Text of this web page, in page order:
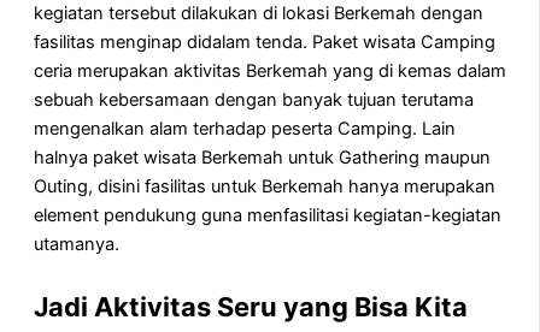
kegiatan tersebut dilakukan di lokasi Berkemah dengan
fasilitas menginap didalam tenda. Paket wisata Camping
ceria merupakan aktivitas Berkemah yang di kemas dalam
sebuah kebersamaan dengan banyak tujuan terutama
mengenalkan alam terhadap peserta Camping. Lain
halnya paket wisata Berkemah untuk Gathering maupun
Outing, disini fasilitas untuk Berkemah hanya merupakan
element pendukung guna menfasilitasi kegiatan-kegiatan
utamanya.
Jadi Aktivitas Seru yang Bisa Kita